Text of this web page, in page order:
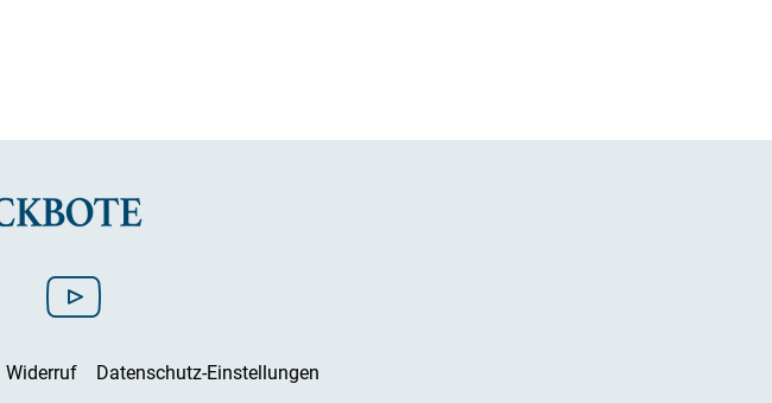
Widerruf Datenschutz-Einstellungen